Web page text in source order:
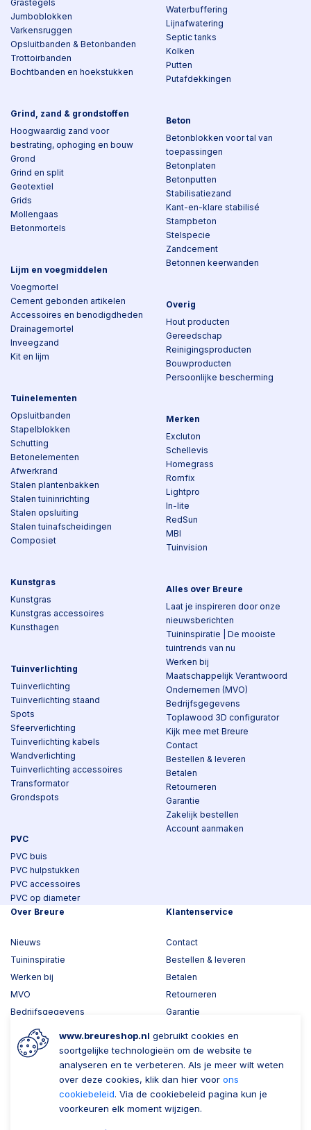
Grastegels
Jumboblokken
Varkensruggen
Opsluitbanden & Betonbanden
Trottoirbanden
Bochtbanden en hoekstukken
Grind, zand & grondstoffen
Hoogwaardig zand voor
bestrating, ophoging en bouw
Grond
Grind en split
Geotextiel
Grids
Mollengaas
Betonmortels
Lijm en voegmiddelen
Voegmortel
Cement gebonden artikelen
Accessoires en benodigdheden
Drainagemortel
Inveegzand
Kit en lijm
Tuinelementen
Opsluitbanden
Stapelblokken
Schutting
Betonelementen
Afwerkrand
Stalen plantenbakken
Stalen tuininrichting
Stalen opsluiting
Stalen tuinafscheidingen
Composiet
Kunstgras
Kunstgras
Kunstgras accessoires
Kunsthagen
Tuinverlichting
Tuinverlichting
Tuinverlichting staand
Spots
Sfeerverlichting
Tuinverlichting kabels
Wandverlichting
Tuinverlichting accessoires
Transformator
Grondspots
PVC
PVC buis
PVC hulpstukken
PVC accessoires
PVC op diameter
Waterbuffering
Lijnafwatering
Septic tanks
Kolken
Putten
Putafdekkingen
Beton
Betonblokken voor tal van
toepassingen
Betonplaten
Betonputten
Stabilisatiezand
Kant-en-klare stabilisé
Stampbeton
Stelspecie
Zandcement
Betonnen keerwanden
Overig
Hout producten
Gereedschap
Reinigingsproducten
Bouwproducten
Persoonlijke bescherming
Merken
Excluton
Schellevis
Homegrass
Romfix
Lightpro
In-lite
RedSun
MBI
Tuinvision
Alles over Breure
Laat je inspireren door onze
nieuwsberichten
Tuininspiratie | De mooiste
tuintrends van nu
Werken bij
Maatschappelijk Verantwoord
Ondernemen (MVO)
Bedrijfsgegevens
Toplawood 3D configurator
Kijk mee met Breure
Contact
Bestellen & leveren
Betalen
Retourneren
Garantie
Zakelijk bestellen
Account aanmaken
Over Breure
Nieuws
Tuininspiratie
Werken bij
MVO
Bedrijfsgegevens
Toplawood 3D configurator
Kijk mee met Breure
Klantenservice
Contact
Bestellen & leveren
Betalen
Retourneren
Garantie
Wil je ons volgen? Zaken doen met Breure
Zakelijk bestellen
www.breureshop.nl gebruikt cookies en
soortgelijke technologieën om de website te
analyseren en te verbeteren. Als je meer wilt weten
over deze cookies, klik dan hier voor ons
cookiebeleid. Via de cookiebeleid pagina kun je
voorkeuren elk moment wijzigen.